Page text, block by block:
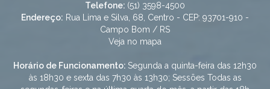
Telefone: (51) 3598-4500
Endereço: Rua Lima e Silva, 68, Centro - CEP: 93701-910 -
Campo Bom / RS
Veja no mapa
Horário de Funcionamento: Segunda a quinta-feira das 12h30
às 18h30 e sexta das 7h30 às 13h30; Sessões Todas as